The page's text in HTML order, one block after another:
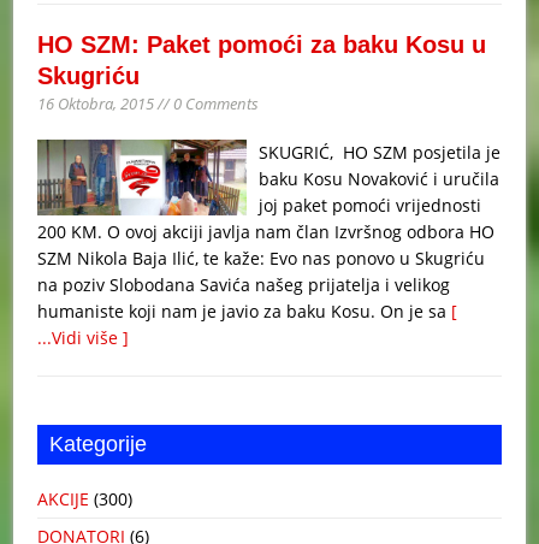
HO SZM: Paket pomoći za baku Kosu u
Skugriću
16 Oktobra, 2015 // 0 Comments
SKUGRIĆ, HO SZM posjetila je
baku Kosu Novaković i uručila
joj paket pomoći vrijednosti
200 KM. O ovoj akciji javlja nam član Izvršnog odbora HO
SZM Nikola Baja Ilić, te kaže: Evo nas ponovo u Skugriću
na poziv Slobodana Savića našeg prijatelja i velikog
humaniste koji nam je javio za baku Kosu. On je sa [
...Vidi više ]
Kategorije
AKCIJE (300)
DONATORI (6)